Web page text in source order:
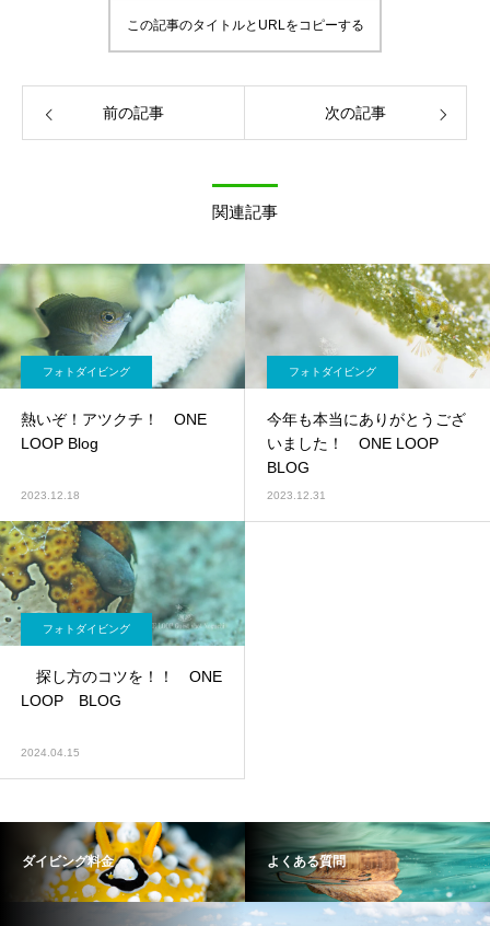
この記事のタイトルとURLをコピーする
前の記事 次の記事
関連記事
フォトダイビング
熱いぞ！アツクチ！ ONE
LOOP Blog
2023.12.18
フォトダイビング
今年も本当にありがとうござ
いました！ ONE LOOP
BLOG
2023.12.31
フォトダイビング
探し方のコツを！！ ONE
LOOP BLOG
2024.04.15
ダイビング料金 よくある質問